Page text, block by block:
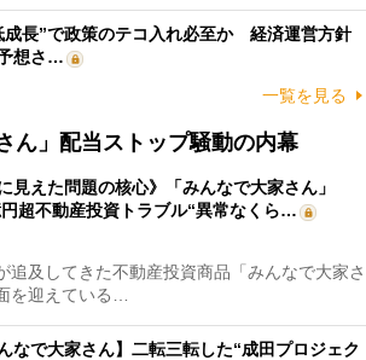
成長”で政策のテコ入れ必至か 経済運営方針
想さ…
一覧を見る
ん」配当ストップ騒動の内幕
見えた問題の核心》「みんなで大家さん」
超不動産投資トラブル“異常なくら…
及してきた不動産投資商品「みんなで大家さ
を迎えている…
なで大家さん】二転三転した“成田プロジェク